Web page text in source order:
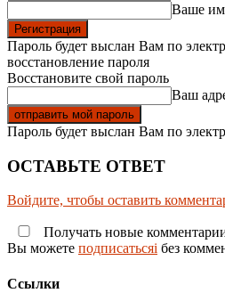
Ваше
Пароль будет выслан Вам по
восстановление пароля
Восстановите свой пароль
Ваш
Пароль будет выслан Вам по
ОСТАВЬТЕ ОТВЕТ
Войдите, чтобы оставить
Получать новые
Вы можете подписатьсяi без
Ссылки